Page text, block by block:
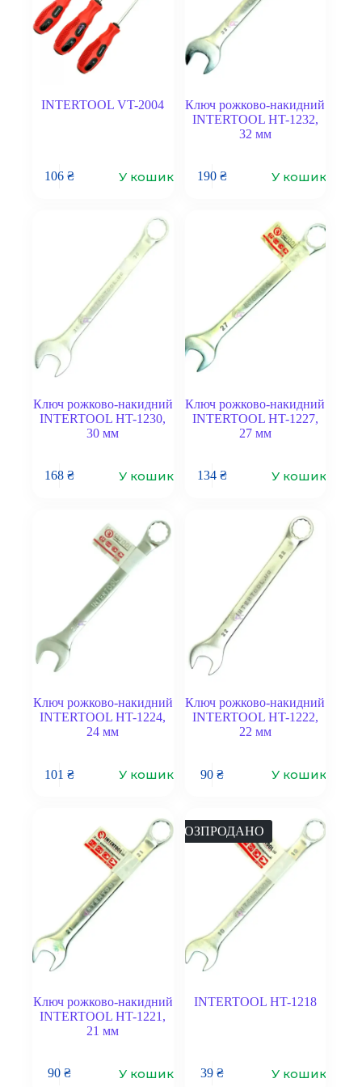
INTERTOOL VT-2004
106₴ У кошик
Ключ рожково-накидний
INTERTOOL HT-1232,
32 мм
190 ₴ У кошик
Ключ рожково-накидний
INTERTOOL HT-1230,
30 мм
168₴ У кошик
Ключ рожково-накидний
INTERTOOL HT-1227,
27 мм
134 ₴ У кошик
Ключ рожково-накидний
INTERTOOL HT-1224,
24 мм
101₴ У кошик
Ключ рожково-накидний
INTERTOOL HT-1222,
22 мм
90 ₴ У кошик
Ключ рожково-накидний
INTERTOOL HT-1221,
21 мм
90₴ У кошик
РОЗПРОДАНО
INTERTOOL HT-1218
39 ₴ У кошик